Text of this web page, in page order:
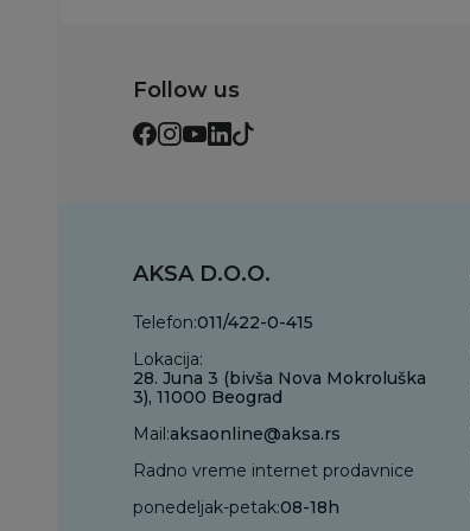
Follow us
AKSA D.O.O.
Telefon:011/422-0-415
Lokacija:
28. Juna 3 (bivša Nova Mokroluška
3), 11000 Beograd
Mail:aksaonline@aksa.rs
Radno vreme internet prodavnice
ponedeljak-petak:08-18h